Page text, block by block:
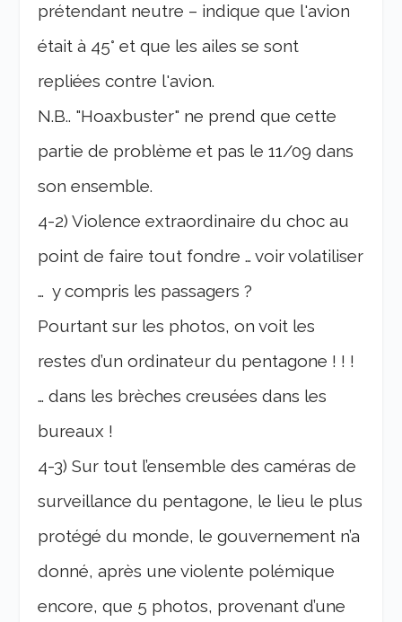
prétendant neutre – indique que l'avion
était à 45° et que les ailes se sont
repliées contre l'avion.
N.B.. "Hoaxbuster" ne prend que cette
partie de problème et pas le 11/09 dans
son ensemble.
4-2) Violence extraordinaire du choc au
point de faire tout fondre … voir volatiliser
… y compris les passagers ?
Pourtant sur les photos, on voit les
restes d’un ordinateur du pentagone ! ! !
… dans les brèches creusées dans les
bureaux !
4-3) Sur tout l’ensemble des caméras de
surveillance du pentagone, le lieu le plus
protégé du monde, le gouvernement n’a
donné, après une violente polémique
encore, que 5 photos, provenant d’une